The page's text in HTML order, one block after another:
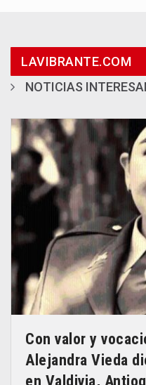
LAVIBRANTE.COM
NOTICIAS
Con valor y
Alejandra Vieda
en Valdivia,